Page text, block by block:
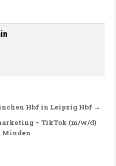
Hbf in Leipzig Hbf →
– TikTok (m/w/d)
Minden